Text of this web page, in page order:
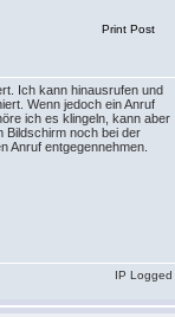
Print Post
Ich kann hinausrufen und
Wenn jedoch ein Anruf
ich es klingeln, kann aber
Bildschirm noch bei der
Anruf entgegennehmen.
IP Logged